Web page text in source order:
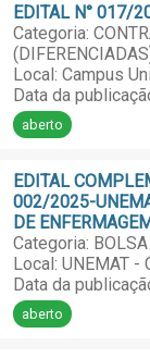
EDITAL N° 017/
Categoria:
Local: Campus
Data da
aberto
EDITAL
002/2025-
DE
Categoria:
Local: UNEMAT -
Data da
aberto